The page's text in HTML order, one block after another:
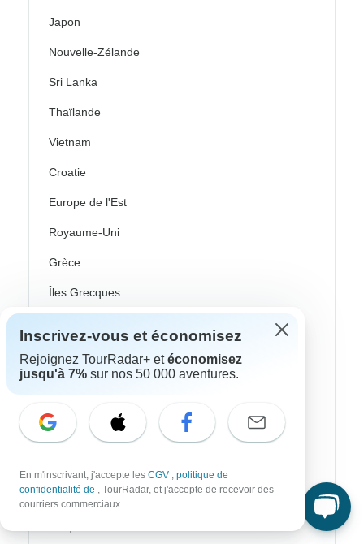
Japon
Nouvelle-Zélande
Sri Lanka
Thaïlande
Vietnam
Croatie
Europe de l'Est
Royaume-Uni
Grèce
Îles Grecques
Islande
Italie
Portugal
Espagne
Inscrivez-vous et économisez
Rejoignez TourRadar+ etéconomisez
jusqu'à 7% sur nos 50 000 aventures.
En m'inscrivant, j'accepte les CGV , politique de
confidentialité de , TourRadar, et j'accepte de recevoir des
courriers commerciaux.